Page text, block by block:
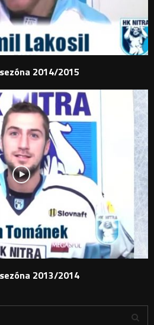
sezóna 2014/2015
sezóna 2013/2014